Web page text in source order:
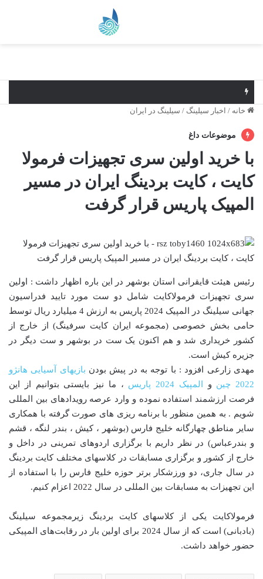
خانه / اخبار سیلینگ / سیلینگ در ایران
موضوعات داغ
با خرید اولین سری تجهیزات فرمولا
کایت ، کایت بردینگ ایران در مسیر
المپیک پاریس قرار گرفت
رئیس هیئت قایقرانی استان بوشهر در این باره اظهار داشت : اولین
سری تجهیزات فرمولاکایت شامل دو ست مورد تایید فدراسیون
جهانی سیلینگ در المپیک 2024 پاریس به ارزش 4 میلیارد ریال توسط
حامی بخش خصوصی (مجموعه ایران کایت سرفینگ) از خارج از
کشور خریداری شد و هم اکنون یک ست در بوشهر و ست دیگر در
جزیره کیش است.
مهدی زارعی افزود : با توجه به در پیش بودن بازیهای آسیایی هانژو
2022 چین
و المپیک 2024 پاریس
، ما نیز بایستی بتوانیم از این
فرصت ارزشمند استفاده نموده و وارد عرصه رویدادهای بین المللی
شویم . به همین منظور با برنامه ریزی های صورت گرفته با همکاری
سایر مناطق چهارگانه خلیج فارس (بوشهر ، کیش ، بندر لنگه ، قشم
و بندرعباس) در نظر داریم با برگزاری اردوهای تمرینی در داخل و
خارج از کشور و برگزاری مسابقات در کلاسهای مختلف کایت بردینگ
در سال جاری، دو ورزشکار برتر حوزه خلیج فارس را با استفاده از
این تجهیزات به مسابقات بین المللی در سال 2022 اعزام کنیم.
فرمولاکایت یکی از کلاسهای کایت بردینگ زیرمجموعه سیلینگ
(بادبانی) است که از سال 2024 برای اولین بار در رقابت‌های المپیکی
حضور خواهد داشت.